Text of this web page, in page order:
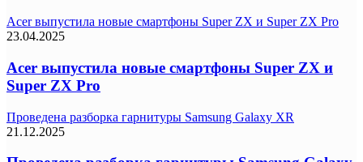
Acer выпустила новые смартфоны Super ZX и Super ZX Pro
23.04.2025
Acer выпустила новые смартфоны Super ZX и
Super ZX Pro
Проведена разборка гарнитуры Samsung Galaxy XR
21.12.2025